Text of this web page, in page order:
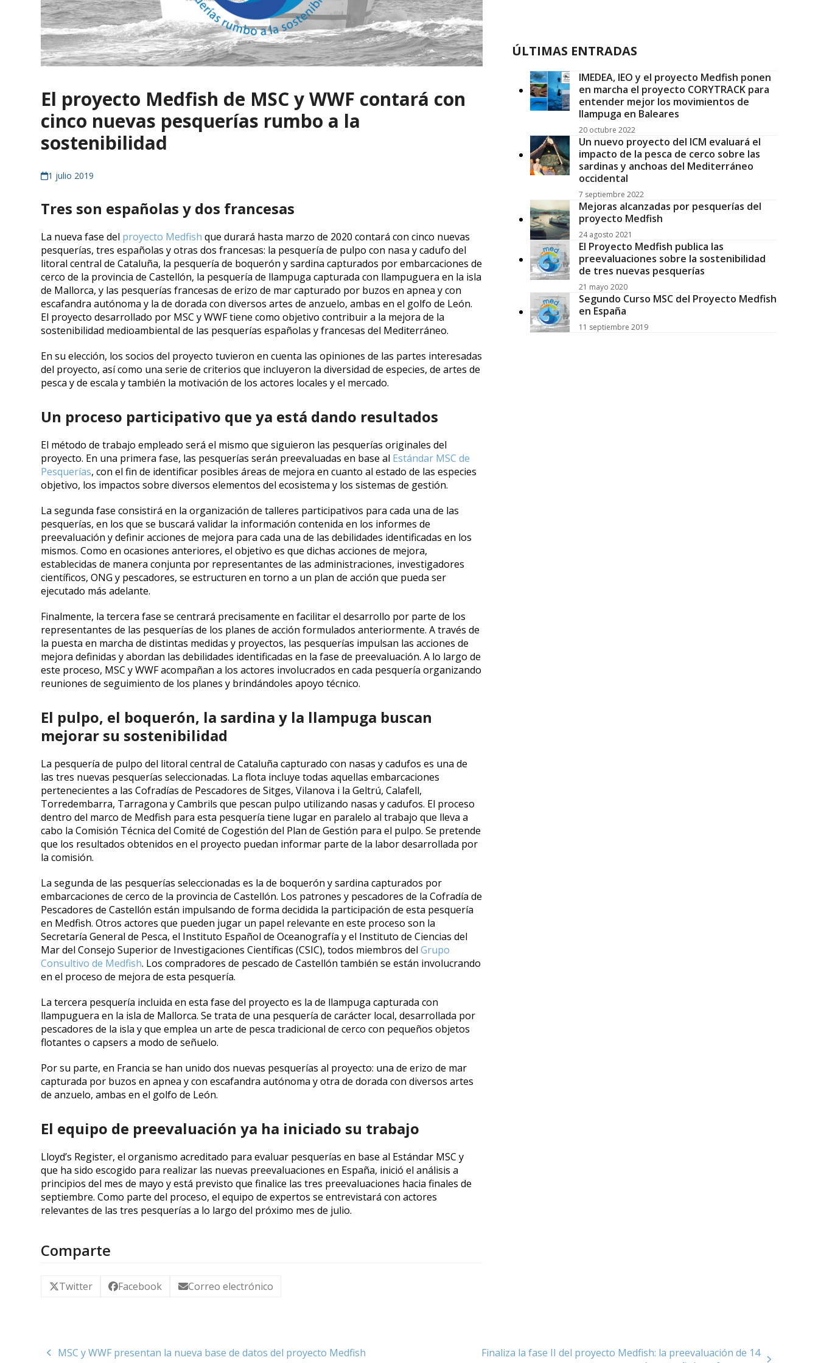
El proyecto Medfish de MSC y WWF contará con
cinco nuevas pesquerías rumbo a la
sostenibilidad
1 julio 2019
Tres son españolas y dos francesas
La nueva fase del proyecto Medfish que durará hasta marzo de 2020 contará con cinco nuevas
pesquerías, tres españolas y otras dos francesas: la pesquería de pulpo con nasa y cadufo del
litoral central de Cataluña, la pesquería de boquerón y sardina capturados por embarcaciones de
cerco de la provincia de Castellón, la pesquería de llampuga capturada con llampuguera en la isla
de Mallorca, y las pesquerías francesas de erizo de mar capturado por buzos en apnea y con
escafandra autónoma y la de dorada con diversos artes de anzuelo, ambas en el golfo de León.
El proyecto desarrollado por MSC y WWF tiene como objetivo contribuir a la mejora de la
sostenibilidad medioambiental de las pesquerías españolas y francesas del Mediterráneo.
En su elección, los socios del proyecto tuvieron en cuenta las opiniones de las partes interesadas
del proyecto, así como una serie de criterios que incluyeron la diversidad de especies, de artes de
pesca y de escala y también la motivación de los actores locales y el mercado.
Un proceso participativo que ya está dando resultados
El método de trabajo empleado será el mismo que siguieron las pesquerías originales del
proyecto. En una primera fase, las pesquerías serán preevaluadas en base al Estándar MSC de
Pesquerías, con el fin de identificar posibles áreas de mejora en cuanto al estado de las especies
objetivo, los impactos sobre diversos elementos del ecosistema y los sistemas de gestión.
La segunda fase consistirá en la organización de talleres participativos para cada una de las
pesquerías, en los que se buscará validar la información contenida en los informes de
preevaluación y definir acciones de mejora para cada una de las debilidades identificadas en los
mismos. Como en ocasiones anteriores, el objetivo es que dichas acciones de mejora,
establecidas de manera conjunta por representantes de las administraciones, investigadores
científicos, ONG y pescadores, se estructuren en torno a un plan de acción que pueda ser
ejecutado más adelante.
Finalmente, la tercera fase se centrará precisamente en facilitar el desarrollo por parte de los
representantes de las pesquerías de los planes de acción formulados anteriormente. A través de
la puesta en marcha de distintas medidas y proyectos, las pesquerías impulsan las acciones de
mejora definidas y abordan las debilidades identificadas en la fase de preevaluación. A lo largo de
este proceso, MSC y WWF acompañan a los actores involucrados en cada pesquería organizando
reuniones de seguimiento de los planes y brindándoles apoyo técnico.
El pulpo, el boquerón, la sardina y la llampuga buscan
mejorar su sostenibilidad
La pesquería de pulpo del litoral central de Cataluña capturado con nasas y cadufos es una de
las tres nuevas pesquerías seleccionadas. La flota incluye todas aquellas embarcaciones
pertenecientes a las Cofradías de Pescadores de Sitges, Vilanova i la Geltrú, Calafell,
Torredembarra, Tarragona y Cambrils que pescan pulpo utilizando nasas y cadufos. El proceso
dentro del marco de Medfish para esta pesquería tiene lugar en paralelo al trabajo que lleva a
cabo la Comisión Técnica del Comité de Cogestión del Plan de Gestión para el pulpo. Se pretende
que los resultados obtenidos en el proyecto puedan informar parte de la labor desarrollada por
la comisión.
La segunda de las pesquerías seleccionadas es la de boquerón y sardina capturados por
embarcaciones de cerco de la provincia de Castellón. Los patrones y pescadores de la Cofradía de
Pescadores de Castellón están impulsando de forma decidida la participación de esta pesquería
en Medfish. Otros actores que pueden jugar un papel relevante en este proceso son la
Secretaría General de Pesca, el Instituto Español de Oceanografía y el Instituto de Ciencias del
Mar del Consejo Superior de Investigaciones Científicas (CSIC), todos miembros delGrupo
Consultivo de Medfish. Los compradores de pescado de Castellón también se están involucrando
en el proceso de mejora de esta pesquería.
La tercera pesquería incluida en esta fase del proyecto es la de llampuga capturada con
llampuguera en la isla de Mallorca. Se trata de una pesquería de carácter local, desarrollada por
pescadores de la isla y que emplea un arte de pesca tradicional de cerco con pequeños objetos
flotantes o capsers a modo de señuelo.
Por su parte, en Francia se han unido dos nuevas pesquerías al proyecto: una de erizo de mar
capturada por buzos en apnea y con escafandra autónoma y otra de dorada con diversos artes
de anzuelo, ambas en el golfo de León.
El equipo de preevaluación ya ha iniciado su trabajo
Lloyd’s Register, el organismo acreditado para evaluar pesquerías en base al Estándar MSC y
que ha sido escogido para realizar las nuevas preevaluaciones en España, inició el análisis a
principios del mes de mayo y está previsto que finalice las tres preevaluaciones hacia finales de
septiembre. Como parte del proceso, el equipo de expertos se entrevistará con actores
relevantes de las tres pesquerías a lo largo del próximo mes de julio.
Comparte
Twitter Facebook Correo electrónico
ÚLTIMAS ENTRADAS
IMEDEA, IEO y el proyecto Medfish ponen
en marcha el proyecto CORYTRACK para
entender mejor los movimientos de
llampuga en Baleares
20 octubre 2022
Un nuevo proyecto del ICM evaluará el
impacto de la pesca de cerco sobre las
sardinas y anchoas del Mediterráneo
occidental
7 septiembre 2022
Mejoras alcanzadas por pesquerías del
proyecto Medfish
24 agosto 2021
El Proyecto Medfish publica las
preevaluaciones sobre la sostenibilidad
de tres nuevas pesquerías
21 mayo 2020
Segundo Curso MSC del Proyecto Medfish
en España
11 septiembre 2019
previous
MSC y WWF presentan la nueva base de datos del proyecto Medfish
Finaliza la fase II del proyecto Medfish: la preevaluación de 14